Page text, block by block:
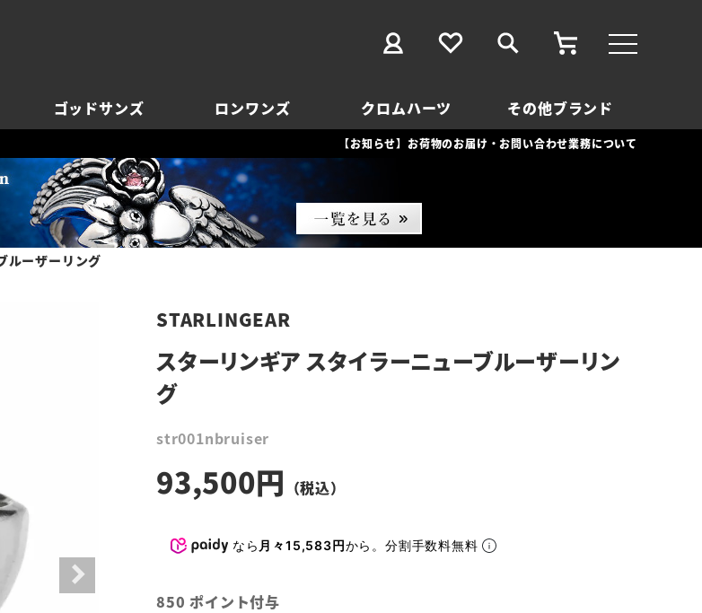
ゴッドサンズ ロンワンズ クロムハーツ その他ブランド
【お知らせ】お荷物のお届け・お問い合わせ業務について
ルーザーリング
STARLINGEAR
スターリンギア スタイラーニューブルーザーリン
グ
str001nbruiser
93,500
なら 月々15,583円から。分割手数料無料
850 ポイント付与